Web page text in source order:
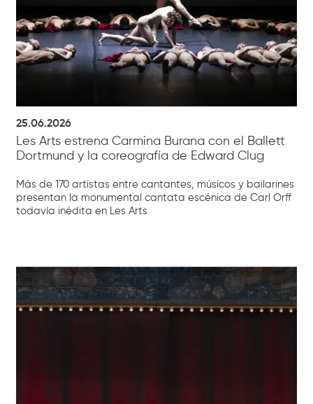
25.06.2026
Les Arts estrena Carmina Burana con el Ballett
Dortmund y la coreografía de Edward Clug
Más de 170 artistas entre cantantes, músicos y bailarines
presentan la monumental cantata escénica de Carl Orff
todavía inédita en Les Arts